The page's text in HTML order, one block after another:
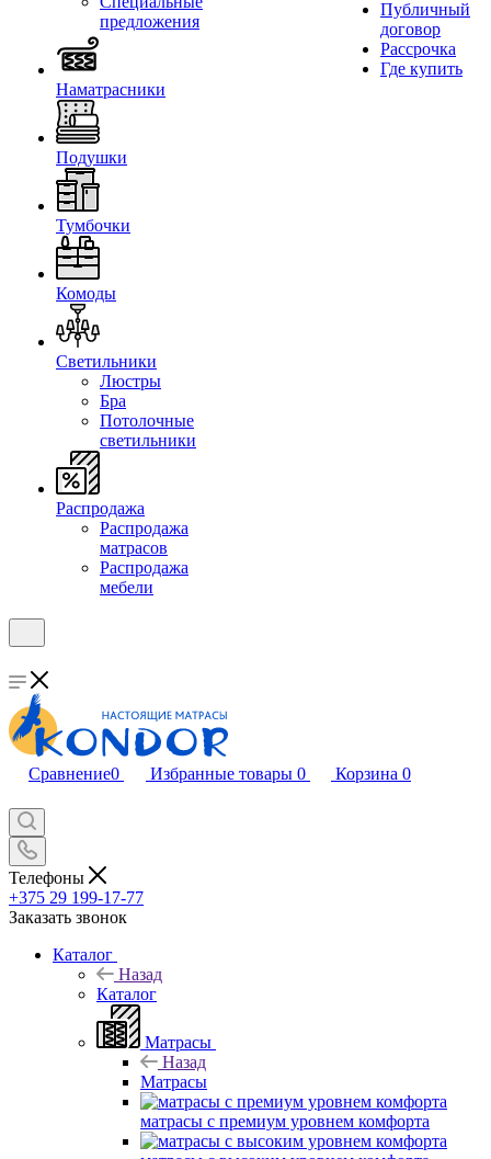
предложения
Наматрасники
Подушки
Тумбочки
Комоды
Светильники
Люстры
Бра
Потолочные
светильники
Распродажа
Распродажа
матрасов
Распродажа
мебели
Публичный
договор
Рассрочка
Где купить
Сравнение0 Избранные товары 0 Корзина 0
Телефоны
+375 29 199-17-77
Заказать звонок
Каталог
Назад
Каталог
Матрасы
Назад
Матрасы
матрасы с премиум уровнем комфорта